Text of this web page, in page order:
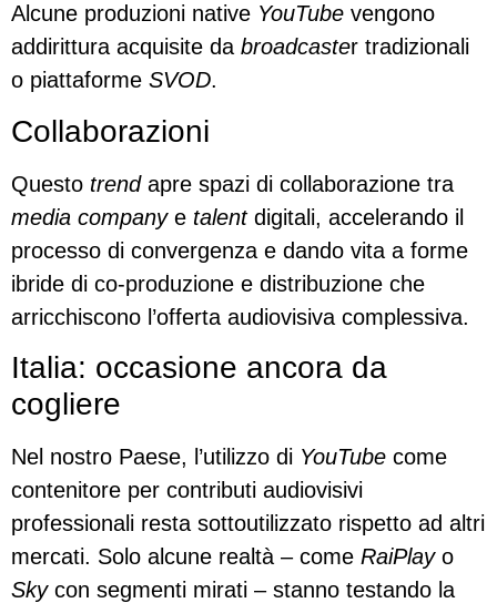
Alcune produzioni native YouTube vengono
addirittura acquisite da broadcaster tradizionali
o piattaforme SVOD.
Collaborazioni
Questo trendapre spazi di collaborazione tra
media companye talentdigitali, accelerando il
processo di convergenza e dando vita a forme
ibride di co-produzione e distribuzione che
arricchiscono l’offerta audiovisiva complessiva.
Italia: occasione ancora da
cogliere
Nel nostro Paese, l’utilizzo di YouTube come
contenitore per contributi audiovisivi
professionali resta sottoutilizzato rispetto ad altri
mercati. Solo alcune realtà – come RaiPlay o
Skycon segmenti mirati – stanno testando la